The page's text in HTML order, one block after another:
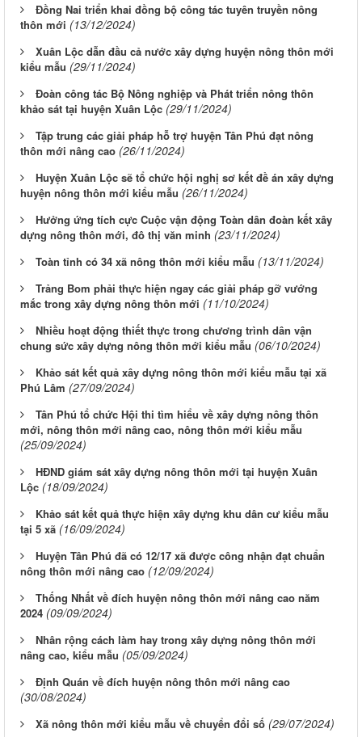
Đồng Nai triển khai đồng bộ công tác tuyên truyền nông
thôn mới (13/12/2024)
Xuân Lộc dẫn đầu cả nước xây dựng huyện nông thôn mới
kiểu mẫu (29/11/2024)
Đoàn công tác Bộ Nông nghiệp và Phát triển nông thôn
khảo sát tại huyện Xuân Lộc (29/11/2024)
Tập trung các giải pháp hỗ trợ huyện Tân Phú đạt nông
thôn mới nâng cao (26/11/2024)
Huyện Xuân Lộc sẽ tổ chức hội nghị sơ kết đề án xây dựng
huyện nông thôn mới kiểu mẫu (26/11/2024)
Hưởng ứng tích cực Cuộc vận động Toàn dân đoàn kết xây
dựng nông thôn mới, đô thị văn minh (23/11/2024)
Toàn tỉnh có 34 xã nông thôn mới kiểu mẫu (13/11/2024)
Trảng Bom phải thực hiện ngay các giải pháp gỡ vướng
mắc trong xây dựng nông thôn mới (11/10/2024)
Nhiều hoạt động thiết thực trong chương trình dân vận
chung sức xây dựng nông thôn mới kiểu mẫu (06/10/2024)
Khảo sát kết quả xây dựng nông thôn mới kiểu mẫu tại xã
Phú Lâm (27/09/2024)
Tân Phú tổ chức Hội thi tìm hiểu về xây dựng nông thôn
mới, nông thôn mới nâng cao, nông thôn mới kiểu mẫu
(25/09/2024)
HĐND giám sát xây dựng nông thôn mới tại huyện Xuân
Lộc (18/09/2024)
Khảo sát kết quả thực hiện xây dựng khu dân cư kiểu mẫu
tại 5 xã (16/09/2024)
Huyện Tân Phú đã có 12/17 xã được công nhận đạt chuẩn
nông thôn mới nâng cao (12/09/2024)
Thống Nhất về đích huyện nông thôn mới nâng cao năm
2024 (09/09/2024)
Nhân rộng cách làm hay trong xây dựng nông thôn mới
nâng cao, kiểu mẫu (05/09/2024)
Định Quán về đích huyện nông thôn mới nâng cao
(30/08/2024)
Xã nông thôn mới kiểu mẫu về chuyển đổi số (29/07/2024)